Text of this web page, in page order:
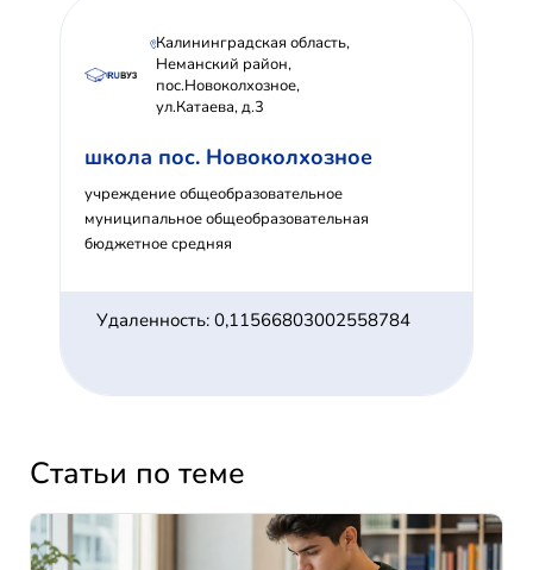
Калининградская область,
Неманский район,
пос.Новоколхозное,
ул.Катаева, д.3
школа пос. Новоколхозное
учреждение общеобразовательное
муниципальное общеобразовательная
бюджетное средняя
Удаленность: 0,11566803002558784
Статьи по теме